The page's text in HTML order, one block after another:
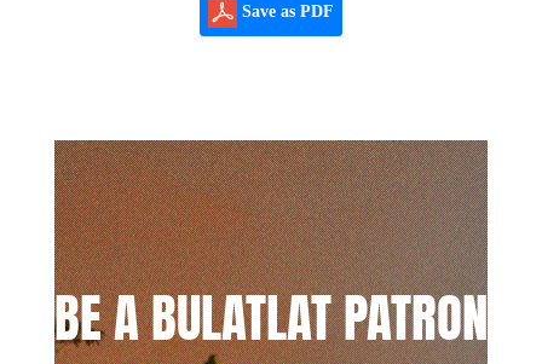
Save as PDF
BE A BULATLAT PATRON